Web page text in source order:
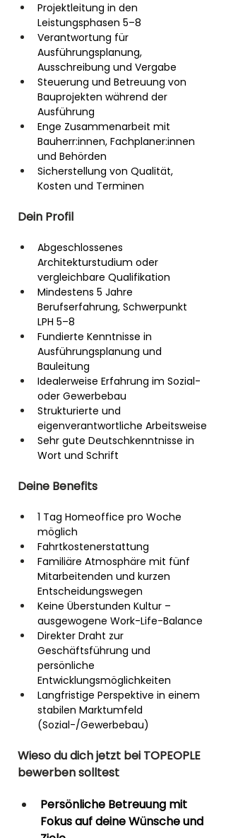
Projektleitung in den
Leistungsphasen 5–8
Verantwortung für
Ausführungsplanung,
Ausschreibung und Vergabe
Steuerung und Betreuung von
Bauprojekten während der
Ausführung
Enge Zusammenarbeit mit
Bauherr:innen, Fachplaner:innen
und Behörden
Sicherstellung von Qualität,
Kosten und Terminen
Dein Profil
Abgeschlossenes
Architekturstudium oder
vergleichbare Qualifikation
Mindestens 5 Jahre
Berufserfahrung, Schwerpunkt
LPH 5–8
Fundierte Kenntnisse in
Ausführungsplanung und
Bauleitung
Idealerweise Erfahrung im Sozial-
oder Gewerbebau
Strukturierte und
eigenverantwortliche Arbeitsweise
Sehr gute Deutschkenntnisse in
Wort und Schrift
Deine Benefits
1 Tag Homeoffice pro Woche
möglich
Fahrtkostenerstattung
Familiäre Atmosphäre mit fünf
Mitarbeitenden und kurzen
Entscheidungswegen
Keine Überstunden Kultur –
ausgewogene Work-Life-Balance
Direkter Draht zur
Geschäftsführung und
persönliche
Entwicklungsmöglichkeiten
Langfristige Perspektive in einem
stabilen Marktumfeld
(Sozial-/Gewerbebau)
Wieso du dich jetzt bei TOPEOPLE
bewerben solltest
Persönliche Betreuung mit
Fokus auf deine Wünsche und